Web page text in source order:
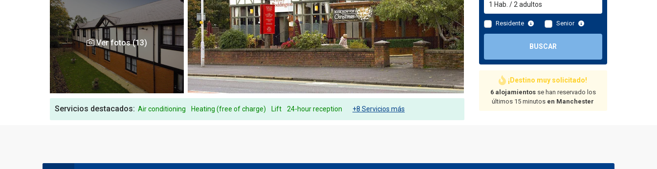
Ver fotos (13)
Servicios destacados: Air conditioning Heating (free of charge) Lift 24-hour reception +8 Servicios más
1 Hab. /2 adultos
Residente Senior
BUSCAR
¡Destino muy solicitado!
6 alojamientosse han reservado los
últimos 15 minutos en Manchester